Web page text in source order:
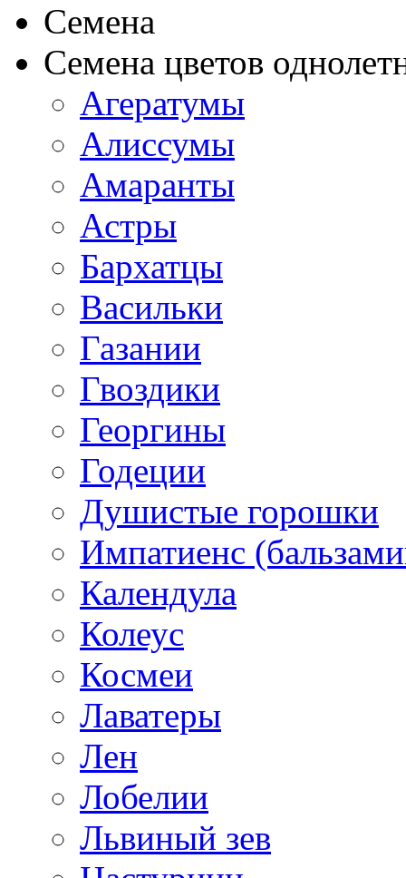
Семена
Семена цветов
Агератумы
Алиссумы
Амаранты
Астры
Бархатцы
Васильки
Газании
Гвоздики
Георгины
Годеции
Душистые горошки
Импатиенс
Календула
Колеус
Космеи
Лаватеры
Лен
Лобелии
Львиный зев